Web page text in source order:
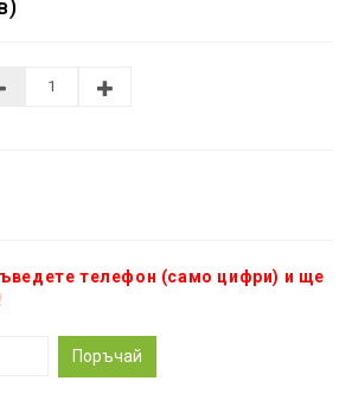
телефон (само цифри) и ще
Поръчай